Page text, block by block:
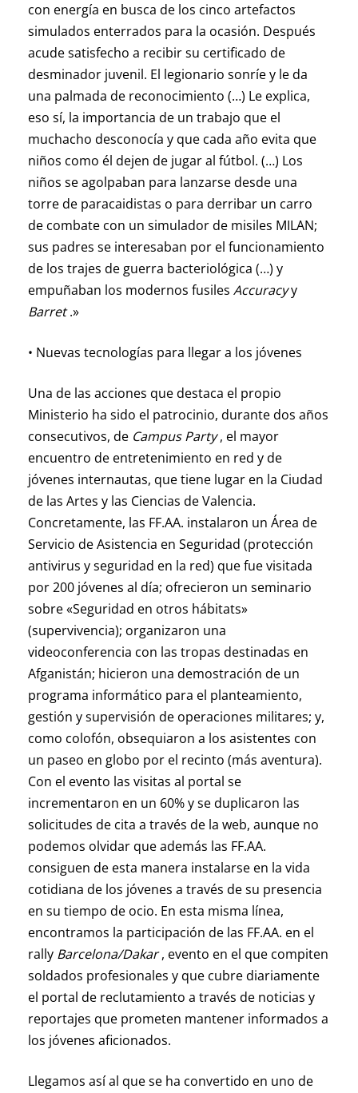
con energía en busca de los cinco artefactos
simulados enterrados para la ocasión. Después
acude satisfecho a recibir su certificado de
desminador juvenil. El legionario sonríe y le da
una palmada de reconocimiento (…) Le explica,
eso sí, la importancia de un trabajo que el
muchacho desconocía y que cada año evita que
niños como él dejen de jugar al fútbol. (…) Los
niños se agolpaban para lanzarse desde una
torre de paracaidistas o para derribar un carro
de combate con un simulador de misiles MILAN;
sus padres se interesaban por el funcionamiento
de los trajes de guerra bacteriológica (…) y
empuñaban los modernos fusiles Accuracyy
Barret.»
• Nuevas tecnologías para llegar a los jóvenes
Una de las acciones que destaca el propio
Ministerio ha sido el patrocinio, durante dos años
consecutivos, de Campus Party, el mayor
encuentro de entretenimiento en red y de
jóvenes internautas, que tiene lugar en la Ciudad
de las Artes y las Ciencias de Valencia.
Concretamente, las FF.AA. instalaron un Área de
Servicio de Asistencia en Seguridad (protección
antivirus y seguridad en la red) que fue visitada
por 200 jóvenes al día; ofrecieron un seminario
sobre «Seguridad en otros hábitats»
(supervivencia); organizaron una
videoconferencia con las tropas destinadas en
Afganistán; hicieron una demostración de un
programa informático para el planteamiento,
gestión y supervisión de operaciones militares; y,
como colofón, obsequiaron a los asistentes con
un paseo en globo por el recinto (más aventura).
Con el evento las visitas al portal se
incrementaron en un 60% y se duplicaron las
solicitudes de cita a través de la web, aunque no
podemos olvidar que además las FF.AA.
consiguen de esta manera instalarse en la vida
cotidiana de los jóvenes a través de su presencia
en su tiempo de ocio. En esta misma línea,
encontramos la participación de las FF.AA. en el
rally Barcelona/Dakar, evento en el que compiten
soldados profesionales y que cubre diariamente
el portal de reclutamiento a través de noticias y
reportajes que prometen mantener informados a
los jóvenes aficionados.
Llegamos así al que se ha convertido en uno de